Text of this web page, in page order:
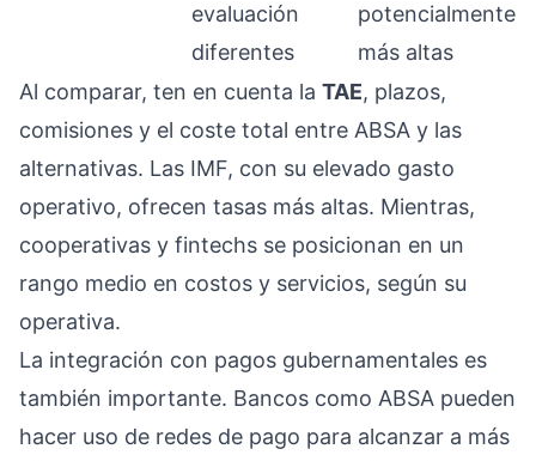
evaluación
diferentes
potencialmente
más altas
Al comparar, ten en cuenta la TAE, plazos,
comisiones y el coste total entre ABSA y las
alternativas. Las IMF, con su elevado gasto
operativo, ofrecen tasas más altas. Mientras,
cooperativas y fintechs se posicionan en un
rango medio en costos y servicios, según su
operativa.
La integración con pagos gubernamentales es
también importante. Bancos como ABSA pueden
hacer uso de redes de pago para alcanzar a más